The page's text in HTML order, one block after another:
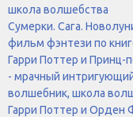
школа волшебства
Сумерки. Сага.
фильм фэнтези по
Гарри Поттер и Принц-
- мрачный
волшебник, школа
Гарри Поттер и Орден